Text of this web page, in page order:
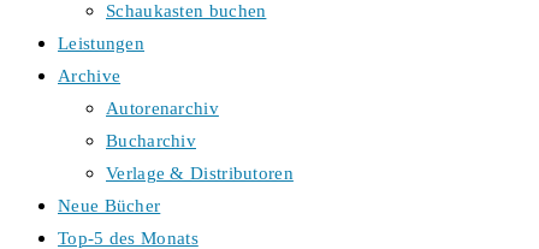
Schaukasten buchen
Leistungen
Archive
Autorenarchiv
Bucharchiv
Verlage & Distributoren
Neue Bücher
Top-5 des Monats